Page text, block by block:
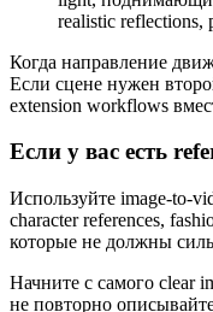
realistic reflections,
Когда направление
Если сцене нужен
extension workflows
Если у вас есть
Используйте image-to-
character references,
которые не должны
Начните с самого clear
не повторно